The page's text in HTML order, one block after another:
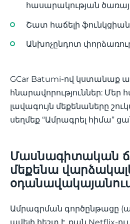
հասարակության
Շատ հաճելի
Անխոչընդոտ
GCar Batumi-ով կստանաք
հնարավորություններ: Մեր
լավագույն մեքենաները
սեղմեք “Ամրագրել հիմա”
Մասնագիտական
մեքենա
Ամրագրման գործընթացը